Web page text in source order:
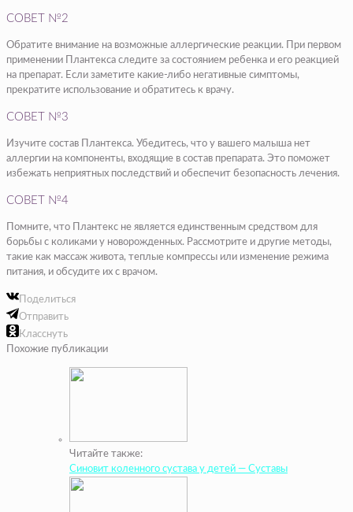
СОВЕТ №2
Обратите внимание на возможные аллергические реакции. При первом
применении Плантекса следите за состоянием ребенка и его реакцией
на препарат. Если заметите какие-либо негативные симптомы,
прекратите использование и обратитесь к врачу.
СОВЕТ №3
Изучите состав Плантекса. Убедитесь, что у вашего малыша нет
аллергии на компоненты, входящие в состав препарата. Это поможет
избежать неприятных последствий и обеспечит безопасность лечения.
СОВЕТ №4
Помните, что Плантекс не является единственным средством для
борьбы с коликами у новорожденных. Рассмотрите и другие методы,
такие как массаж живота, теплые компрессы или изменение режима
питания, и обсудите их с врачом.
Поделиться
Отправить
Класснуть
Похожие публикации
Читайте также:
Синовит коленного сустава у детей — Суставы